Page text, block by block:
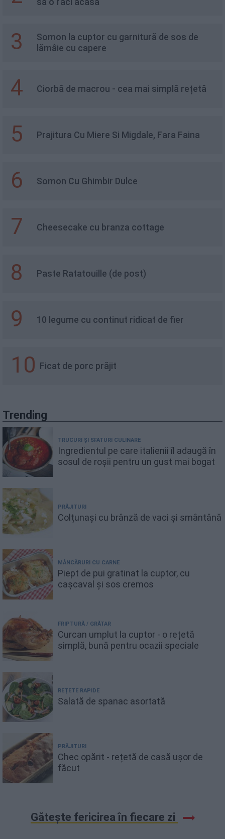
3
Somon la cuptor cu garnitură de sos de
lămâie cu capere
4 Ciorbă de macrou - cea mai simplă rețetă
5 Prajitura Cu Miere Si Migdale, Fara Faina
6 Somon Cu Ghimbir Dulce
7 Cheesecake cu branza cottage
8 Paste Ratatouille (de post)
9 10 legume cu continut ridicat de fier
10 Ficat de porc prăjit
Trending
TRUCURI ȘI SFATURI CULINARE
Ingredientul pe care italienii îl adaugă în
sosul de roșii pentru un gust mai bogat
PRĂJITURI
Colțunași cu brânză de vaci și smântână
MÂNCĂRURI CU CARNE
Piept de pui gratinat la cuptor, cu
cașcaval și sos cremos
FRIPTURĂ / GRĂTAR
Curcan umplut la cuptor - o rețetă
simplă, bună pentru ocazii speciale
REȚETE RAPIDE
Salată de spanac asortată
PRĂJITURI
Chec opărit - rețetă de casă ușor de
făcut
Gătește fericirea în fiecare zi